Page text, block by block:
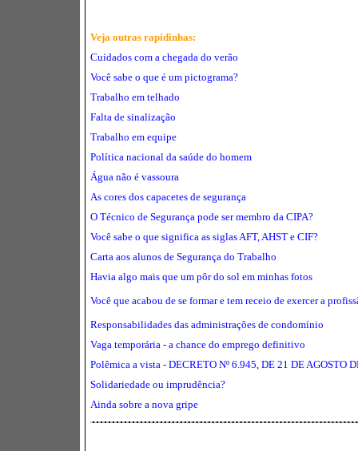
Veja outras rapidinhas:
Cuidados com a chegada do verão
Você sabe o que é um pictograma?
Trabalho em telhado
Falta de sinalização
Trabalho em equipe
Política nacional da saúde do homem
Água não é vassoura
As cores dos capacetes de segurança
O Técnico de Segurança pode ser membro da CIPA?
Você sabe o que significa as siglas AFT, AHST e CIF?
Carta aos alunos de Segurança do Trabalho
Havia algo mais que um pôr do sol em minhas fotos
Você que acabou de se formar e tem receio de exercer a
Responsabilidades das administrações de condomínio
Vaga temporária - a chance do emprego definitivo
Polêmica a vista - DECRETO Nº 6.945, DE 21 DE AGOSTO
Solidariedade ou imprudência?
Ainda sobre a nova gripe